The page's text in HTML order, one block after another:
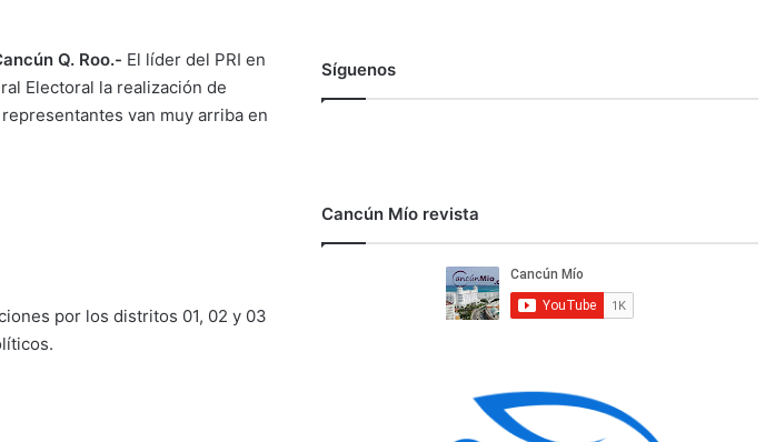
Q. Roo.- El líder del PRI en
Electoral la realización de
van muy arriba en
por los distritos 01, 02 y 03
Síguenos
Cancún Mío revista